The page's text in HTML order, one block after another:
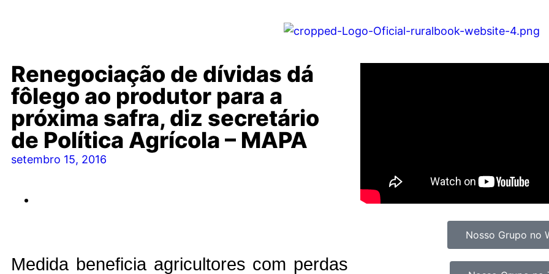
Renegociação de dívidas dá
fôlego ao produtor para a
próxima safra, diz secretário
de Política Agrícola – MAPA
setembro 15, 2016
Medida beneficia agricultores com perdas
Nosso Grupo no